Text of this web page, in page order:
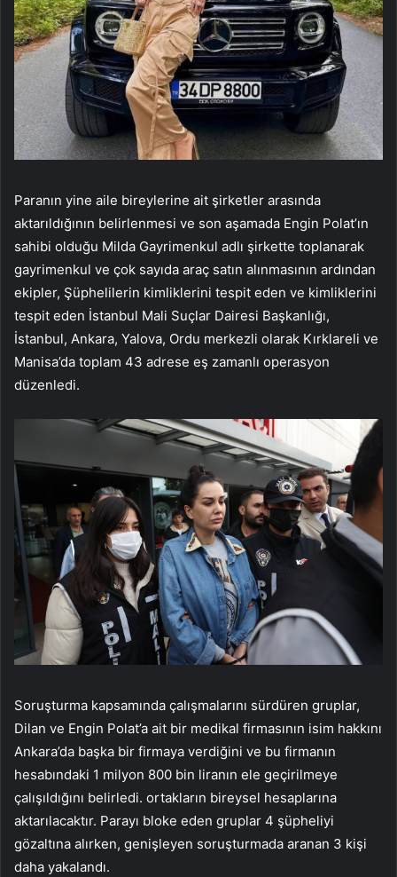
Paranın yine aile bireylerine ait şirketler arasında
aktarıldığının belirlenmesi ve son aşamada Engin Polat’ın
sahibi olduğu Milda Gayrimenkul adlı şirkette toplanarak
gayrimenkul ve çok sayıda araç satın alınmasının ardından
ekipler, Şüphelilerin kimliklerini tespit eden ve kimliklerini
tespit eden İstanbul Mali Suçlar Dairesi Başkanlığı,
İstanbul, Ankara, Yalova, Ordu merkezli olarak Kırklareli ve
Manisa’da toplam 43 adrese eş zamanlı operasyon
düzenledi.
Soruşturma kapsamında çalışmalarını sürdüren gruplar,
Dilan ve Engin Polat’a ait bir medikal firmasının isim hakkını
Ankara’da başka bir firmaya verdiğini ve bu firmanın
hesabındaki 1 milyon 800 bin liranın ele geçirilmeye
çalışıldığını belirledi. ortakların bireysel hesaplarına
aktarılacaktır. Parayı bloke eden gruplar 4 şüpheliyi
gözaltına alırken, genişleyen soruşturmada aranan 3 kişi
daha yakalandı.